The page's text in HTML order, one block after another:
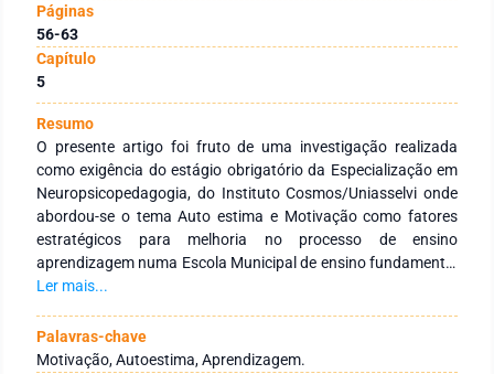
Páginas
56-63
Capítulo
5
Resumo
O presente artigo foi fruto de uma investigação realizada
como exigência do estágio obrigatório da Especialização em
Neuropsicopedagogia, do Instituto Cosmos/Uniasselvi onde
abordou-se o tema Auto estima e Motivação como fatores
estratégicos para melhoria no processo de ensino
aprendizagem numa Escola Municipal de ensino fundamental
-6º ao 9º ano- Divisão Distrital Centro-sul- Manaus, onde
motivação e autoestima podem impactar na aprendizagem
dos alunos do Ensino fundamental II. Buscou-se, desta
Ler mais...
Palavras-chave
Motivação, Autoestima, Aprendizagem.